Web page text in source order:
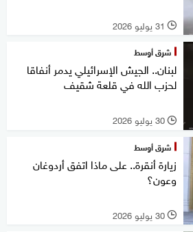
l 31 يوليو 2026
شرق أوسط
لبنان.. الجيش الإسرائيلي يدمر أنفاقا
لحزب الله في قلعة شقيف
l 30 يوليو 2026
شرق أوسط
زيارة أنقرة.. على ماذا اتفق أردوغان
وعون؟
l 30 يوليو 2026